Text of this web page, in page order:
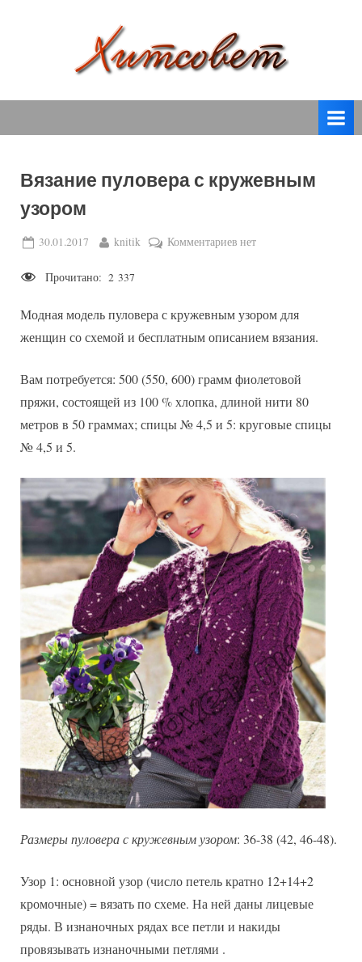
т
о
е
спицами,
крючком,
вязаные
модели
описанием
Вязание пуловера с кружевным
узором
Posted
30.01.2017 By
knitik Комментариевк
с
кружевным
нет
Прочитано: 2 337
Модная модель пуловера с кружевным узором для
женщин со схемой и бесплатным описанием вязания.
Вам потребуется: 500 (550, 600) грамм фиолетовой
пряжи, состоящей из 100 % хлопка, длиной нити 80
метров в 50 граммах; спицы № 4,5 и 5: круговые спицы
№ 4,5 и 5.
Размеры пуловера с кружевным узором: 36-38 (42, 46-48).
Узор 1: основной узор (число петель кратно 12+14+2
кромочные) = вязать по схеме. На ней даны лицевые
ряды. В изнаночных рядах все петли и накиды
провязывать изнаночными петлями .